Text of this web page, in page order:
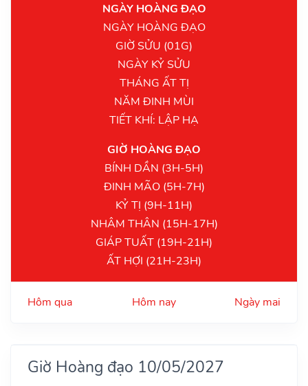
NGÀY HOÀNG ĐẠO
NGÀY HOÀNG ĐẠO
GIỜ SỬU (01G)
NGÀY KỶ SỬU
THÁNG ẤT TỊ
NĂM ĐINH MÙI
TIẾT KHÍ: LẬP HẠ
GIỜ HOÀNG ĐẠO
BÍNH DẦN (3H-5H)
ĐINH MÃO (5H-7H)
KỶ TỊ (9H-11H)
NHÂM THÂN (15H-17H)
GIÁP TUẤT (19H-21H)
ẤT HỢI (21H-23H)
Hôm qua Hôm nay Ngày mai
Giờ Hoàng đạo 10/05/2027